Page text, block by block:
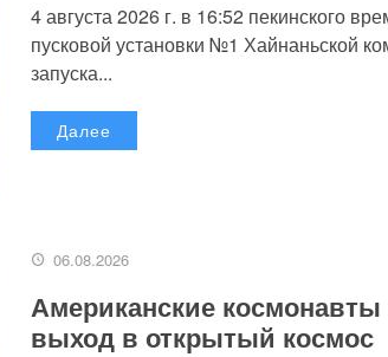
4 августа 2026 г. в 16:52 пекинского
пусковой установки №1 Хайнаньской
запуска...
Далее
06.08.2026
Американские
выход в открытый космос